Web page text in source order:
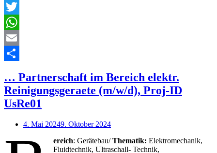
Facebook
Twitter
WhatsApp
Email
… Partnerschaft im Bereich elektr.
Reinigungsgeraete (m/w/d), Proj-ID
UsRe01
4. Mai 20249. Oktober 2024
ereich: Gerätebau/Thematik: Elektromechanik,
Fluidtechnik, Ultraschall- Technik,